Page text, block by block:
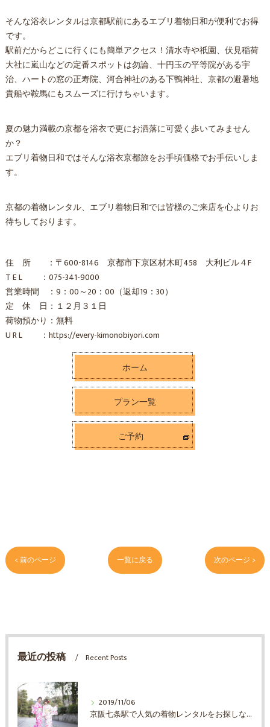
そんな浴衣レンタルは京都駅前にあるエブリ着物日和が便利でお得
です。
駅前だからどこに行くにも簡単アクセス！清水寺や祇園、伏見稲荷
大社に嵐山などの定番スポットは勿論、十円玉の平等院がある宇
治、ハートの窓の正寿院、河合神社のある下鴨神社、京都の避暑地
貴船や鞍馬にもスムーズに行けちゃいます。
夏の魅力満載の京都を浴衣で更にお洒落に可愛く歩いてみません
か？
エブリ着物日和ではそんな浴衣京都旅をお手頃価格でお手伝いしま
す。
京都の着物レンタル、エブリ着物日和では皆様のご来店を心よりお
待ちしております。
住 所 ：〒600-8146 京都市下京区材木町458 大利ビル４F
T E L ：075-341-9000
営業時間 ：9：00～20：00（返却19：30）
定 休 日：１２月３１日
荷物預かり：無料
U R L ：https://every-kimonobiyori.com
ホーム
プラン一覧
ご予約
< 前のページ 一覧に戻る 次のページ >
最近の投稿 Recent Posts
2019/11/06
京阪七条駅で人気の着物レンタルをお探しならエブリ着物日和